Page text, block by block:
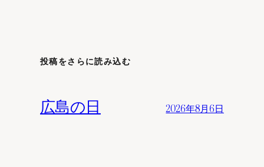
投稿をさらに読み込む
広島の日 2026年8月6日